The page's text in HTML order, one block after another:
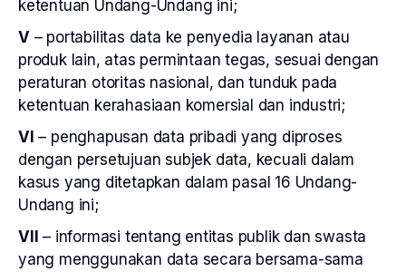
ketentuan Undang-Undang ini;
V– portabilitas data ke penyedia layanan atau
produk lain, atas permintaan tegas, sesuai dengan
peraturan otoritas nasional, dan tunduk pada
ketentuan kerahasiaan komersial dan industri;
VI – penghapusan data pribadi yang diproses
dengan persetujuan subjek data, kecuali dalam
kasus yang ditetapkan dalam pasal 16 Undang-
Undang ini;
VII
– informasi tentang entitas publik dan swasta
yang menggunakan data secara bersama-sama